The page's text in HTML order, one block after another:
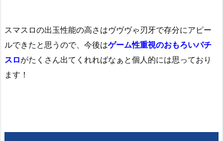
スマスロの出玉性能の高さはヴヴヴゃ刃牙で存分にアピー
ルできたと思うので、今後はゲーム性重視のおもろいパチ
スロがたくさん出てくれればなぁと個人的には思っており
ます！